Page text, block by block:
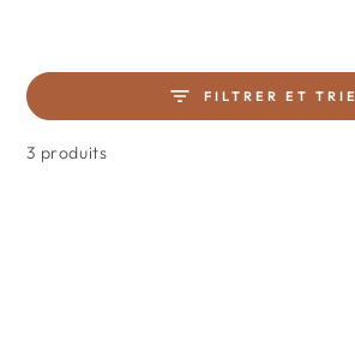
FILTRER ET
3 produits